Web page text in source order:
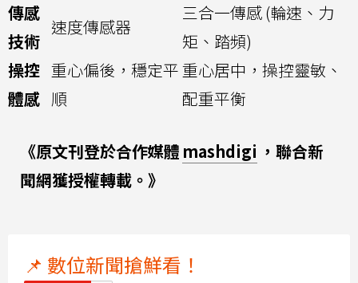
傳感
技術
速度傳感器
三合一傳感 (輪速、力
矩、踏頻)
操控
體感
重心偏後，穩定平
順
重心居中，操控靈敏、
配重平衡
《原文刊登於合作媒體 mashdigi ，聯合新
聞網獲授權轉載。》
📌 數位新聞搶鮮看！